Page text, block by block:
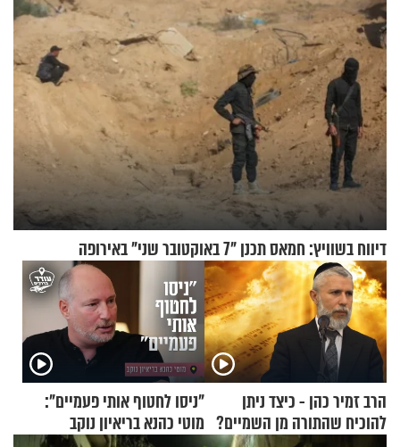
דיווח בשוויץ: חמאס תכנן "7 באוקטובר שני" באירופה
הרב זמיר כהן - כיצד ניתן
להוכיח שהתורה מן השמיים?
"ניסו לחטוף אותי פעמיים":
מוטי כהנא בריאיון נוקב